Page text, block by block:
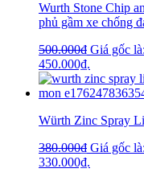
Wurth Stone Chip
phủ gầm xe chống
500.000₫ Giá gốc
450.000₫.
Würth Zinc Spray
380.000₫ Giá gốc
330.000₫.